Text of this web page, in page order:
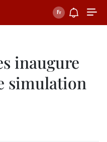
inaugure
simulation